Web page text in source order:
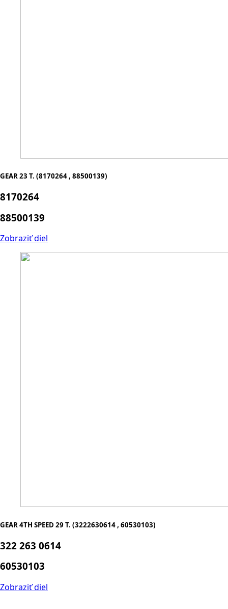
GEAR 23 T. (8170264 , 88500139)
8170264
88500139
Zobraziť diel
GEAR 4TH SPEED 29 T. (3222630614 , 60530103)
322 263 0614
60530103
Zobraziť diel